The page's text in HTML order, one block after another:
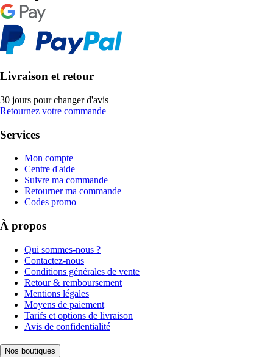
Livraison et retour
30 jours pour changer d'avis
Retournez votre commande
Services
Mon compte
Centre d'aide
Suivre ma commande
Retourner ma commande
Codes promo
À propos
Qui sommes-nous ?
Contactez-nous
Conditions générales de vente
Retour & remboursement
Mentions légales
Moyens de paiement
Tarifs et options de livraison
Avis de confidentialité
Nos boutiques